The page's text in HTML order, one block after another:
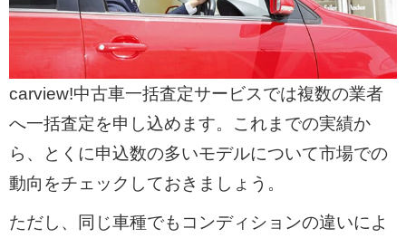
carview!中古車一括査定サービスでは複数の業者
へ一括査定を申し込めます。これまでの実績か
ら、とくに申込数の多いモデルについて市場での
動向をチェックしておきましょう。
ただし、同じ車種でもコンディションの違いによ